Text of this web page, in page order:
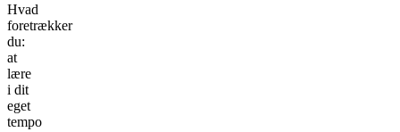
Hvad
foretrækker
du:
at
lære
i dit
eget
tempo